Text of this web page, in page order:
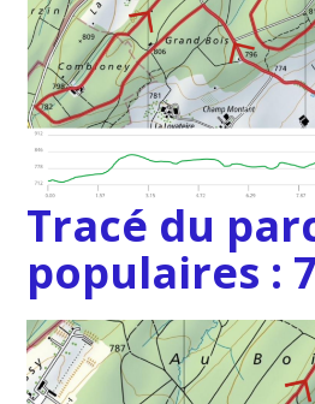
Tracé du
populaires :